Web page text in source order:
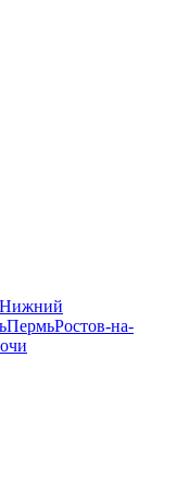
Нижний
ПермьРостов-на-